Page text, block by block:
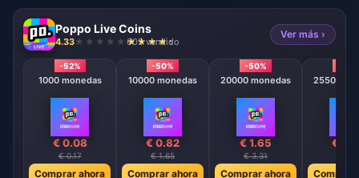
Poppo Live Coins
4.33 605 vendido
Ver más ›
-52%
1000 monedas
€ 0.08
€ 0.17
Comprar ahora
-50%
10000 monedas
€ 0.82
€ 1.65
Comprar ahora
-50%
20000 monedas
€ 1.65
€ 3.31
Comprar ahora
25500
€
Comprar